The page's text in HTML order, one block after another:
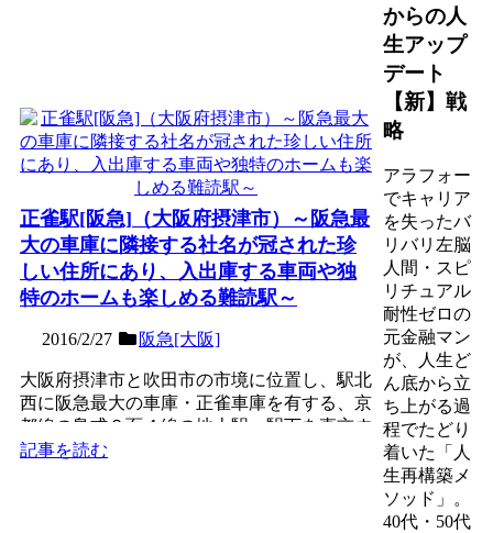
正雀駅[阪急]（大阪府摂津市）～阪急最
大の車庫に隣接する社名が冠された珍
しい住所にあり、入出庫する車両や独
特のホームも楽しめる難読駅～
2016/2/27 阪急[大阪]
大阪府摂津市と吹田市の市境に位置し、駅北
西に阪急最大の車庫・正雀車庫を有する、京
都線の島式２面４線の地上駅。駅下を直交す
る正雀川に因んで名づ...
記事を読む
からの人
生アップ
デート
【新】戦
略
アラフォー
でキャリア
を失ったバ
リバリ左脳
人間・スピ
リチュアル
耐性ゼロの
元金融マン
が、人生ど
ん底から立
ち上がる過
程でたどり
着いた「人
生再構築メ
ソッド」。
40代・50代